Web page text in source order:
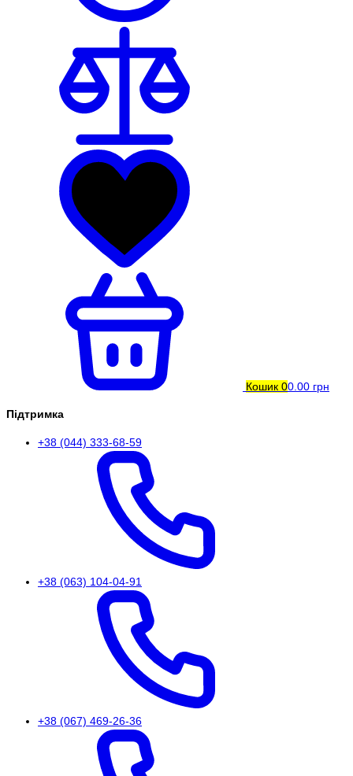
Кошик 00.00 грн
Підтримка
+38 (044) 333-68-59
+38 (063) 104-04-91
+38 (067) 469-26-36